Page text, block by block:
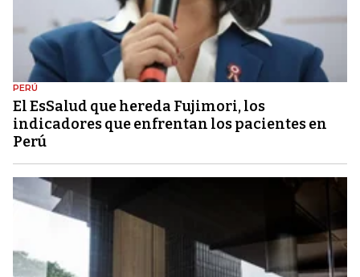
PERÚ
El EsSalud que hereda Fujimori, los
indicadores que enfrentan los pacientes en
Perú